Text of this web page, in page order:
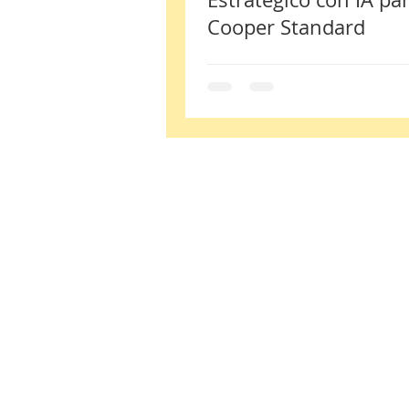
Cooper Standard